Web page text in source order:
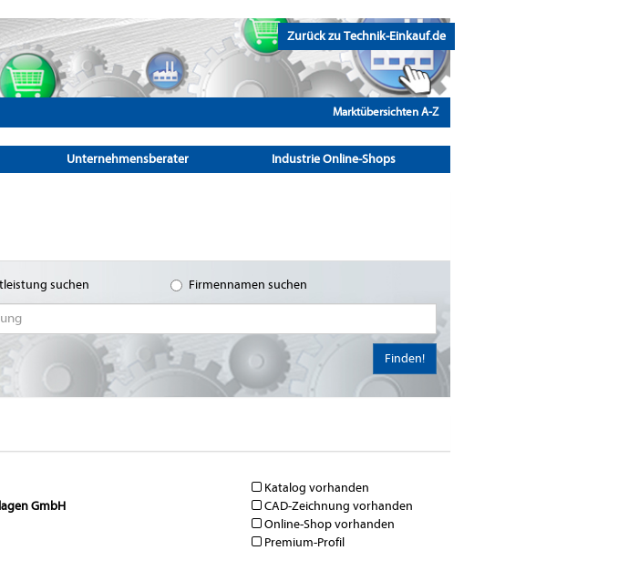
Zurück zu Technik-Einkauf.de
Marktübersichten A-Z
Unternehmensberater Industrie Online-Shops
suchen Firmennamen suchen
Finden!
GmbH
Katalog vorhanden
CAD-Zeichnung vorhanden
Online-Shop vorhanden
Premium-Profil